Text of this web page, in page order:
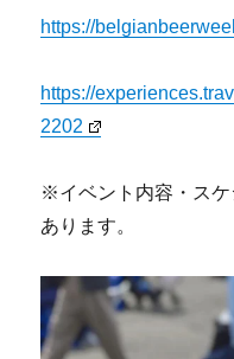
https://
https://
2202
※イベント内容・スケ
あります。